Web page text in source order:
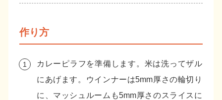
作り方
カレーピラフを準備します。米は洗ってザル
にあげます。ウインナーは5mm厚さの輪切り
に、マッシュルームも5mm厚さのスライスに